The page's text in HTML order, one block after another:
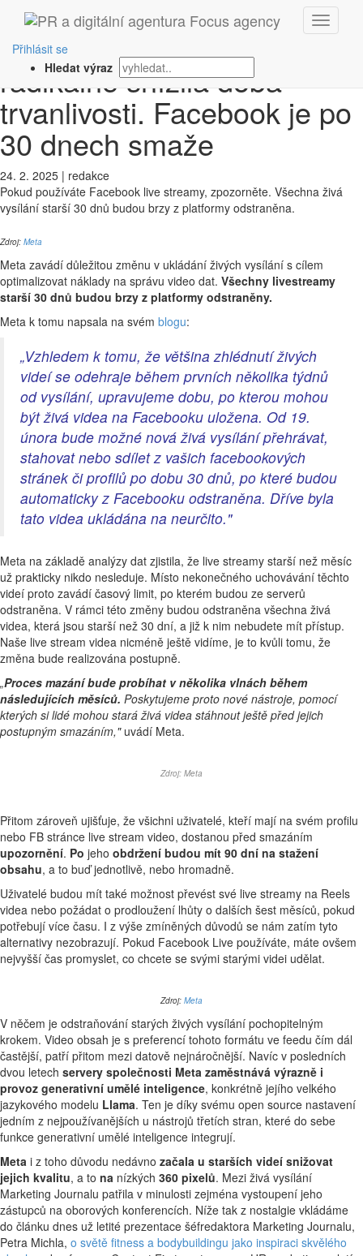
Přihlásit se
Hledat výraz
‹ Zpět
Živým vysíláním se
radikálně snížila doba
trvanlivosti. Facebook je po
30 dnech smaže
24. 2. 2025 | redakce
Pokud používáte Facebook live streamy, zpozorněte. Všechna živá
vysílání starší 30 dnů budou brzy z platformy odstraněna.
Zdroj: Meta
Meta zavádí důležitou změnu v ukládání živých vysílání s cílem
optimalizovat náklady na správu video dat. Všechny livestreamy
starší 30 dnů budou brzy z platformy odstraněny.
Meta k tomu napsala na svém blogu:
„Vzhledem k tomu, že většina zhlédnutí živých
videí se odehraje během prvních několika týdnů
od vysílání, upravujeme dobu, po kterou mohou
být živá videa na Facebooku uložena. Od 19.
února bude možné nová živá vysílání přehrávat,
stahovat nebo sdílet z vašich facebookových
stránek či profilů po dobu 30 dnů, po které budou
automaticky z Facebooku odstraněna. Dříve byla
tato videa ukládána na neurčito."
Meta na základě analýzy dat zjistila, že live streamy starší než měsíc
už prakticky nikdo nesleduje. Místo nekonečného uchovávání těchto
videí proto zavádí časový limit, po kterém budou ze serverů
odstraněna. V rámci této změny budou odstraněna všechna živá
videa, která jsou starší než 30 dní, a již k nim nebudete mít přístup.
Naše live stream videa nicméně ještě vidíme, je to kvůli tomu, že
změna bude realizována postupně.
„Proces mazání bude probíhat v několika vlnách během
následujících měsíců. Poskytujeme proto nové nástroje, pomocí
kterých si lidé mohou stará živá videa stáhnout ještě před jejich
postupným smazáním,"uvádí Meta.
Zdroj: Meta
Přitom zároveň ujišťuje, že všichni uživatelé, kteří mají na svém profilu
nebo FB stránce live stream video, dostanou před smazáním
upozornění. Po jeho obdržení budou mít 90 dní na stažení
obsahu, a to buď jednotlivě, nebo hromadně.
Uživatelé budou mít také možnost převést své live streamy na Reels
videa nebo požádat o prodloužení lhůty o dalších šest měsíců, pokud
potřebují více času. I z výše zmíněných důvodů se nám zatím tyto
alternativy nezobrazují. Pokud Facebook Live používáte, máte ovšem
nejvyšší čas promyslet, co chcete se svými starými videi udělat.
Zdroj: Meta
V něčem je odstraňování starých živých vysílání pochopitelným
krokem. Video obsah je s preferencí tohoto formátu ve feedu čím dál
častější, patří přitom mezi datově nejnáročnější. Navíc v posledních
dvou letech servery společnosti Meta zaměstnává výrazně i
provoz generativní umělé inteligence, konkrétně jejího velkého
jazykového modelu Llama. Ten je díky svému open source nastavení
jedním z nejpoužívanějších u nástrojů třetích stran, které do sebe
funkce generativní umělé inteligence integrují.
Meta i z toho důvodu nedávno začala u starších videí snižovat
jejich kvalitu, a to na nízkých 360 pixelů. Mezi živá vysílání
Marketing Journalu patřila v minulosti zejména vystoupení jeho
zástupců na oborových konferencích. Níže tak z nostalgie vkládáme
do článku dnes už letité prezentace šéfredaktora Marketing Journalu,
Petra Michla, o světě fitness a bodybuildingu jako inspiraci skvělého